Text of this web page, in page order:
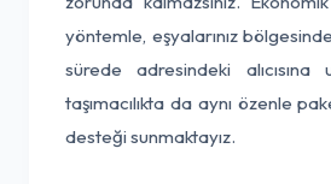
yöntemle, eşyalarınız
sürede adresindeki alıcısına
taşımacılıkta da aynı özenle
desteği sunmaktayız.